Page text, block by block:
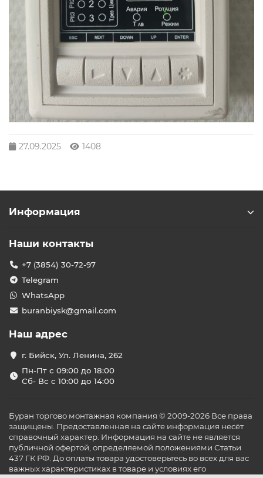
27.09.2025 1408
Информация
Наши контакты
+7 (3854) 30-72-97
Telegram
WhatsApp
buranbiysk@gmail.com
Наш адрес
г. Бийск, Ул. Ленина, 262
Пн-Пт с 09:00 до 18:00
Сб- Вс с 10:00 до 14:00
Буран торгово монтажная компания © 2009-2026 Все права
защищены. Предоставленная на сайте информация несёт
справочный характер. Информация на сайте не является
публичной офертой, определяемой положениями Статьи
437 ГК РФ. До оплаты товара удостоверьтесь во всех для вас
важных характеристиках в товаре и условиях его